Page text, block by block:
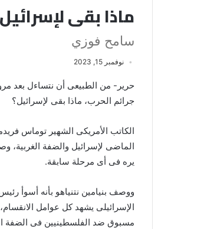
ماذا بقى
سامح فوزي
نوفمبر 15, 2023
حرير- من الطبيعى أن نتساءل بعد
جرائم الحرب، ماذا بقى لإسرائيل؟
الكاتب الأمريكى الشهير توماس
الماضى لإسرائيل والضفة الغربية،
يره فى أى مرحلة سابقة.
ووصف بنيامين نتنياهو بأنه أسوأ
الإسرائيلى يشهد كل عوامل
مسبوق ضد الفلسطينيين فى الضفة